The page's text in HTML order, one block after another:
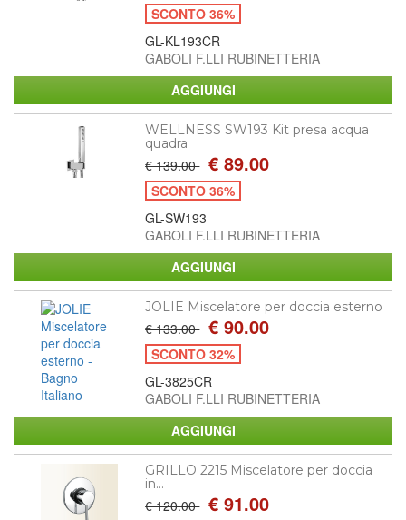
SCONTO 36%
GL-KL193CR
GABOLI F.LLI RUBINETTERIA
WELLNESS SW193 Kit presa acqua
quadra
€ 139.00 € 89.00
SCONTO 36%
GL-SW193
GABOLI F.LLI RUBINETTERIA
JOLIE Miscelatore per doccia esterno
€ 133.00 € 90.00
SCONTO 32%
GL-3825CR
GABOLI F.LLI RUBINETTERIA
GRILLO 2215 Miscelatore per doccia
in...
€ 120.00 € 91.00